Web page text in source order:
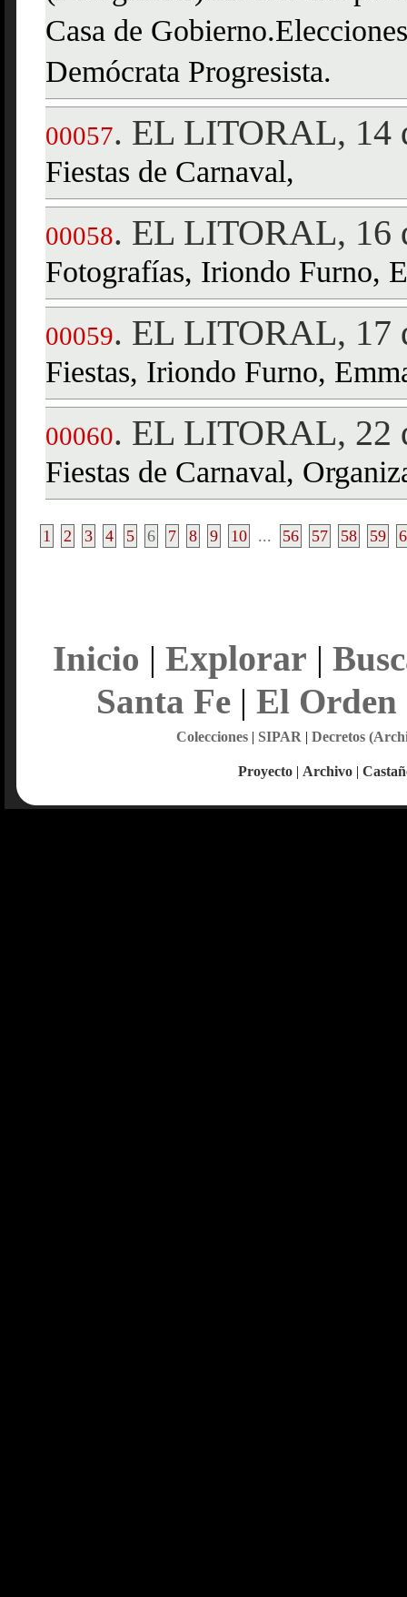
Casa de
Demócrata Progresista.
00057. EL LITORAL, 14
Fiestas de Carnaval,
00058. EL LITORAL, 16
Fotografías, Iriondo Furno,
00059. EL LITORAL, 17
Fiestas, Iriondo Furno,
00060. EL LITORAL, 22
Fiestas de Carnaval,
1 2 3 4 5 6 7 8 9 10 ... 56 57 58 59
Inicio | Explorar |
Santa Fe| El Orden
Colecciones| SIPAR | Decretos
Proyecto | Archivo |